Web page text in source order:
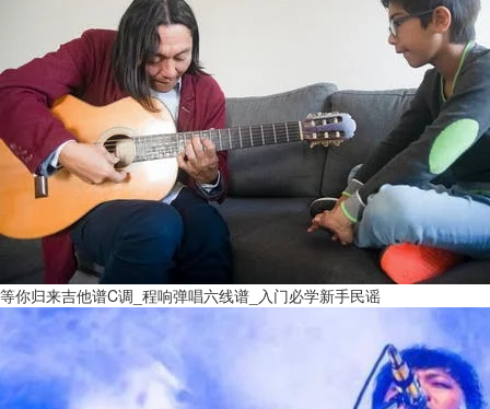
等你归来吉他谱C调_程响弹唱六线谱_入门必学新手民谣